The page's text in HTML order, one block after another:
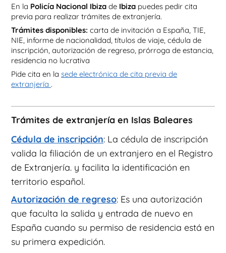
En la Policía Nacional Ibiza de Ibiza puedes pedir cita
previa para realizar trámites de extranjería.
Trámites disponibles: carta de invitación a España, TIE,
NIE, informe de nacionalidad, títulos de viaje, cédula de
inscripción, autorización de regreso, prórroga de estancia,
residencia no lucrativa
Pide cita en la sede electrónica de cita previa de
extranjería .
Trámites de extranjería en Islas Baleares
Cédula de inscripción: La cédula de inscripción
valida la filiación de un extranjero en el Registro
de Extranjería. y facilita la identificación en
territorio español.
Autorización de regreso: Es una autorización
que faculta la salida y entrada de nuevo en
España cuando su permiso de residencia está en
su primera expedición.